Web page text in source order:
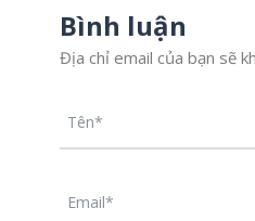
Bình luận
Địa chỉ email của bạn sẽ